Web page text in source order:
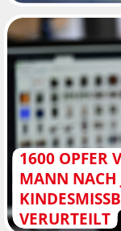
1600 OPFER
MANN NACH
VERURTEILT